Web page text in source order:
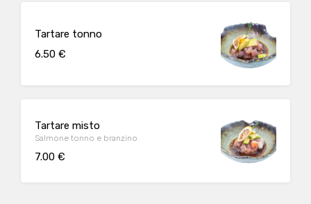
Tartare tonno
6.50 €
Tartare misto
Salmone tonno e branzino
7.00 €